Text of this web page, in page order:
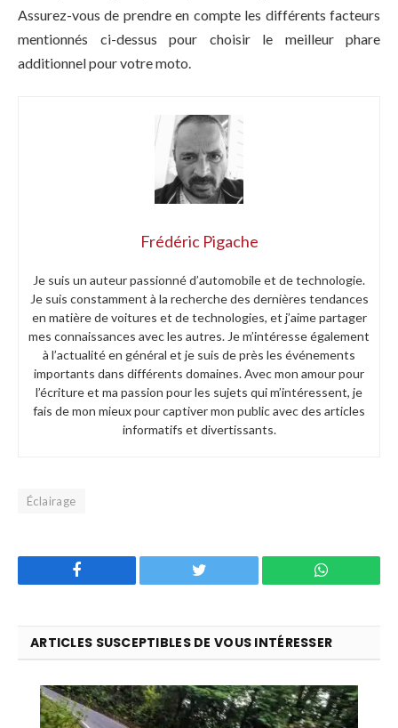
Assurez-vous de prendre en compte les différents facteurs
mentionnés ci-dessus pour choisir le meilleur phare
additionnel pour votre moto.
Frédéric Pigache
Je suis un auteur passionné d’automobile et de technologie.
Je suis constamment à la recherche des dernières tendances
en matière de voitures et de technologies, et j’aime partager
mes connaissances avec les autres. Je m’intéresse également
à l’actualité en général et je suis de près les événements
importants dans différents domaines. Avec mon amour pour
l’écriture et ma passion pour les sujets qui m’intéressent, je
fais de mon mieux pour captiver mon public avec des articles
informatifs et divertissants.
Éclairage
Twitter WhatsApp
ARTICLES SUSCEPTIBLES DE VOUS INTÉRESSER